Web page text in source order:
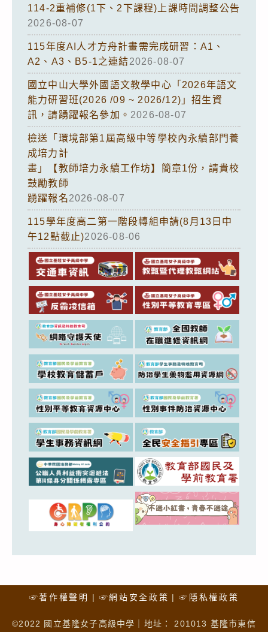
114-2重補修(1下、2下課程)上課時間調整公告
2026-08-07
115年度AI人才方舟計畫需完成研習：A1、
A2、A3、B5-1之連結2026-08-07
國立中山大學外國語文教學中心「2026年語文
能力研習班(2026 /09 ~ 2026/12)」招生資
訊，請踴躍報名參加。 2026-08-07
檢送「環境部第1屆高級中等學校內永續部門養
成培力計
畫」【教師培力永續工作坊】簡章1份，請貴校
鼓勵教師
踴躍報名2026-08-07
115學年度高二第一階段轉組申請(8月13日中
午12點截止)2026-08-06
☞著作權聲明 ☞網站安全政策 ☞隱私權政策
©2022 國立基隆女子高級中學｜地址： 201013 基隆市東信